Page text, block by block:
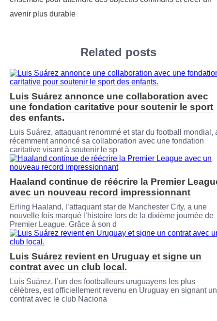
avenir plus durable
Related posts
Luis Suárez annonce une collaboration avec
une fondation caritative pour soutenir le sport
des enfants.
Luis Suárez, attaquant renommé et star du football mondial,
récemment annoncé sa collaboration avec une fondation
caritative visant à soutenir le sp
Haaland continue de réécrire la Premier
avec un nouveau record impressionnant
Erling Haaland, l’attaquant star de Manchester City, a une
nouvelle fois marqué l’histoire lors de la dixième journée de
Premier League. Grâce à son d
Luis Suárez revient en Uruguay et signe un
contrat avec un club local.
Luis Suárez, l’un des footballeurs uruguayens les plus
célèbres, est officiellement revenu en Uruguay en signant un
contrat avec le club Naciona